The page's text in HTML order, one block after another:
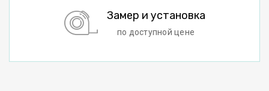
Замер и установка
по доступной цене